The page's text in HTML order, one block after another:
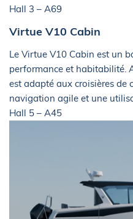
Hall 3 – A69
Virtue V10 Cabin
Le Virtue V10 Cabin est un
performance et habitabilité.
est adapté aux croisières de
navigation agile et une
Hall 5 – A45